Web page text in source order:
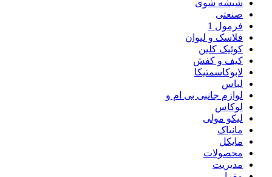
شیشه شوی
صنعتی
فرمول 1
فلاسک و لیوان
کوئیک کلین
کیف و کفش
لابوکاسمتیکا
لباس
لوازم جانبی بی ام و
لوکاس
لیکو مولی
مانیاک
مایکل
محصولات
مدیریت